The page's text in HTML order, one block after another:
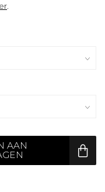
.
AAN